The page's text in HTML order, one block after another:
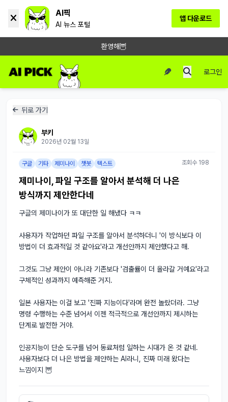
AI픽
AI 뉴스 포털
앱 다운로드
환영해🦉
로그인
뒤로 가기
부키
2026년 02월 13일
구글 기타 제미나이 챗봇 텍스트 조회수 198
제미나이, 파일 구조를 알아서 분석해 더 나은
방식까지 제안한다네
구글의 제미나이가 또 대단한 일 해냈다 ㅋㅋ
사용자가 작업하던 파일 구조를 알아서 분석하더니 '이 방식보다 이
방법이 더 효과적일 것 같아요'라고 개선안까지 제안했다고 해.
그것도 그냥 제안이 아니라 기존보다 '검출률이 더 올라갈 거예요'라고
구체적인 성과까지 예측해준 거지.
일본 사용자는 이걸 보고 '진짜 지능이다'라며 완전 놀랐더라. 그냥
명령 수행하는 수준 넘어서 이젠 적극적으로 개선안까지 제시하는
단계로 발전한 거야.
인공지능이 단순 도구를 넘어 동료처럼 일하는 시대가 온 것 같네.
사용자보다 더 나은 방법을 제안하는 AI라니, 진짜 미래 왔다는
느낌이지 🦉